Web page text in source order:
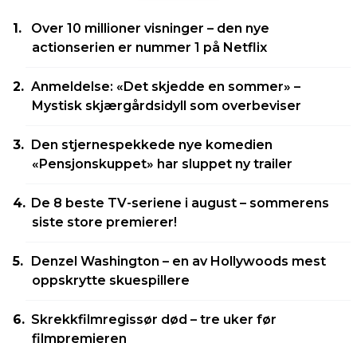
Over 10 millioner visninger – den nye
actionserien er nummer 1 på Netflix
Anmeldelse: «Det skjedde en sommer» –
Mystisk skjærgårdsidyll som overbeviser
Den stjernespekkede nye komedien
«Pensjonskuppet» har sluppet ny trailer
De 8 beste TV-seriene i august – sommerens
siste store premierer!
Denzel Washington – en av Hollywoods mest
oppskrytte skuespillere
Skrekkfilmregissør død – tre uker før
filmpremieren